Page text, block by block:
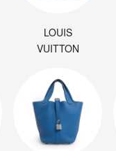
LOUIS
VUITTON